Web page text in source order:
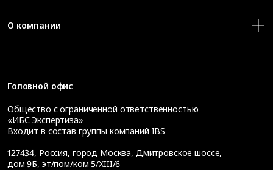
О компании
Головной офис
Общество с ограниченной ответственностью
«ИБС Экспертиза»
Входит в состав группы компаний IBS
127434, Россия, город Москва, Дмитровское шоссе,
дом 9Б, эт/пом/ком 5/XIII/6